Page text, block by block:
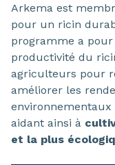
Arkema est
pour un ricin
programme a
productivité du
agriculteurs pour
améliorer les
aidant ainsi à
et la plus